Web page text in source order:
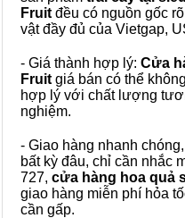
Fruit đều có nguồn gốc
vật đầy đủ của Vietgap,
- Giá thành hợp lý: Cửa
Fruit giá bán có thể
hợp lý với chất lượng
nghiệm.
- Giao hàng nhanh
bất kỳ đâu, chỉ cần nhắc
727, cửa hàng hoa quả
giao hàng miễn phí hỏa
cần gấp.